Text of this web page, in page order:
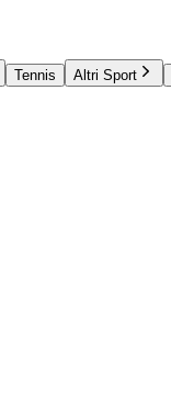
Tennis Altri Sport